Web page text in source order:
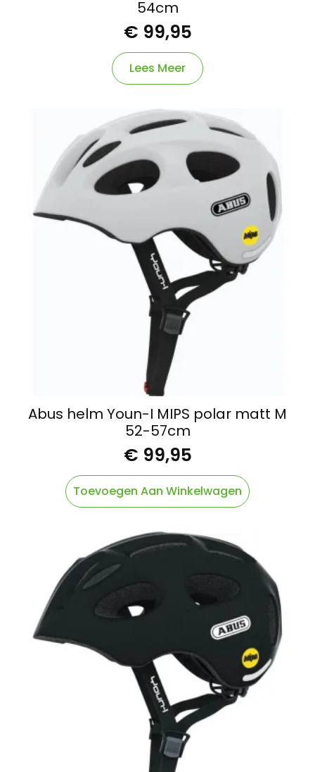
54cm
€ 99,95
Lees Meer
Abus helm Youn-I MIPS polar matt M
52-57cm
€ 99,95
Toevoegen Aan Winkelwagen